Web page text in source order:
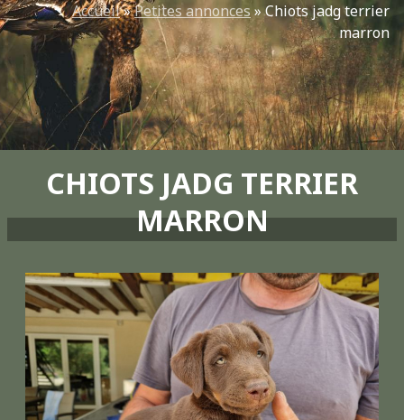
Accueil»Petites annonces»Chiots jadg terrier
marron
CHIOTS JADG TERRIER
MARRON